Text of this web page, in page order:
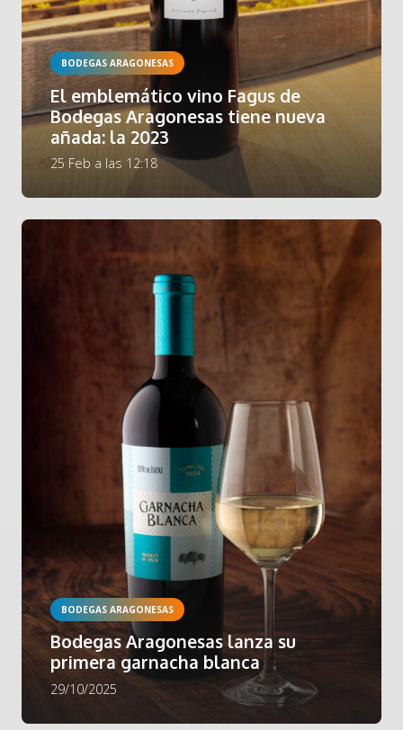
BODEGAS ARAGONESAS
El emblemático vino Fagus de
Bodegas Aragonesas tiene nueva
añada: la 2023
25 Feb a las 12:18
BODEGAS ARAGONESAS
Bodegas Aragonesas lanza su
primera garnacha blanca
29/10/2025